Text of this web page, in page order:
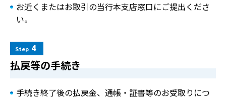
お近くまたはお取引の当行本支店窓口にご提出くださ
い。
Step 4
払戻等の手続き
手続き終了後の払戻金、通帳・証書等のお受取りにつ